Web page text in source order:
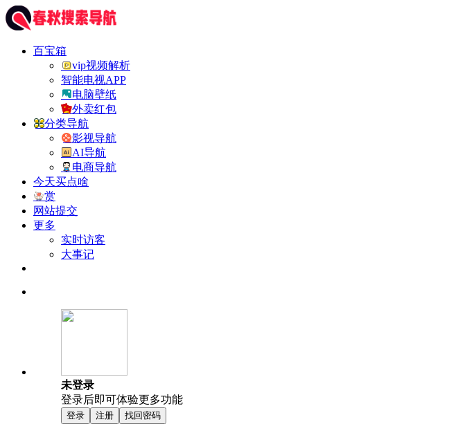
百宝箱
vip视频解析
智能电视APP
电脑壁纸
外卖红包
分类导航
影视导航
AI导航
电商导航
今天买点啥
赏
网站提交
更多
实时访客
大事记
未登录
登录后即可体验更多功能
登录 注册 找回密码